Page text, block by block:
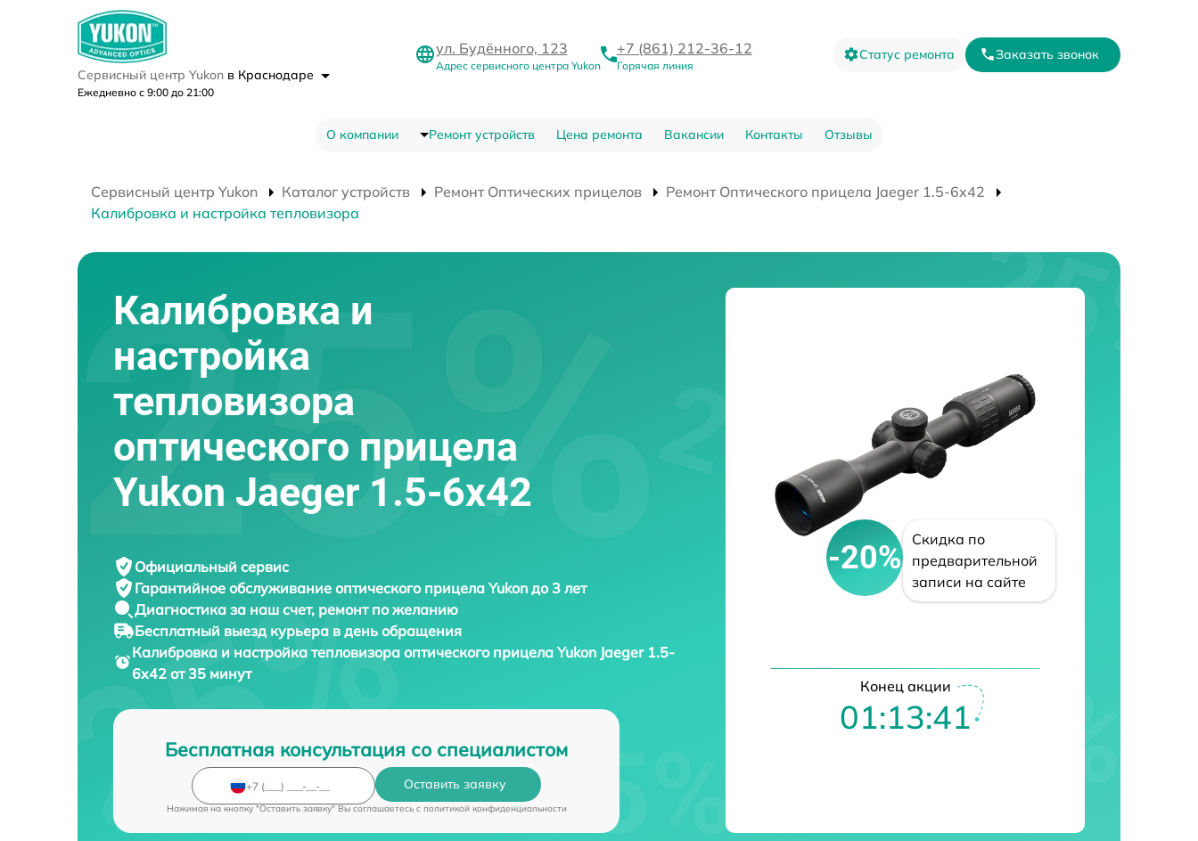
Сервисный центр Yukon в Краснодаре
Ежедневно с 9:00 до 21:00
ул. Будённого, 123
Адрес сервисного центра Yukon
+7 (861) 212-36-12
Горячая линия
Статус ремонта Заказать звонок
О компании Ремонт устройств Цена ремонта Вакансии Контакты Отзывы
Сервисный центр Yukon Каталог устройств Ремонт Оптических прицелов
Ремонт Оптического прицела Jaeger 1.5-6x42
Калибровка и настройка тепловизора
Калибровка и
настройка
тепловизора
оптического прицела
Yukon Jaeger 1.5-6x42
Официальный сервис
Гарантийное обслуживание оптического прицела Yukon до 3 лет
Диагностика за наш счет, ремонт по желанию
Бесплатный выезд курьера в день обращения
Калибровка и настройка тепловизора оптического прицелаYukon Jaeger 1.5-
6x42 от 35 минут
Бесплатная консультация со специалистом
Оставить заявку
Нажимая на кнопку "Оставить заявку" Вы соглашаетесь c политикой конфиденциальности
-20%
Скидка по
предварительной
записи на сайте
Конец акции
01:13:40